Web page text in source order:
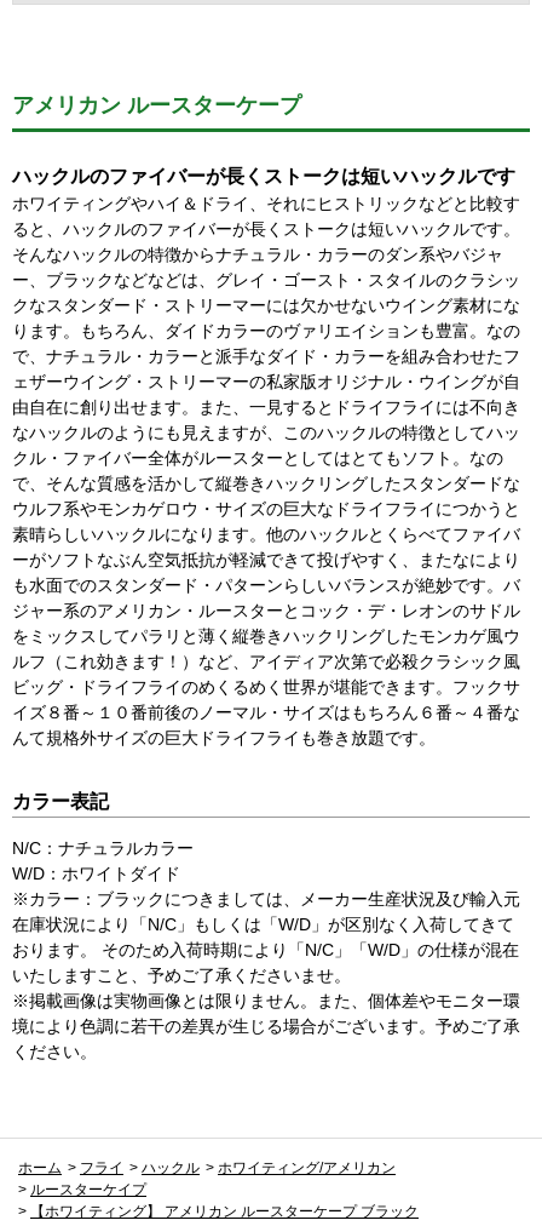
アメリカン ルースターケープ
ハックルのファイバーが長くストークは短いハックルです
ホワイティングやハイ＆ドライ、それにヒストリックなどと比較す
ると、ハックルのファイバーが長くストークは短いハックルです。
そんなハックルの特徴からナチュラル・カラーのダン系やバジャ
ー、ブラックなどなどは、グレイ・ゴースト・スタイルのクラシッ
クなスタンダード・ストリーマーには欠かせないウイング素材にな
ります。もちろん、ダイドカラーのヴァリエイションも豊富。なの
で、ナチュラル・カラーと派手なダイド・カラーを組み合わせたフ
ェザーウイング・ストリーマーの私家版オリジナル・ウイングが自
由自在に創り出せます。また、一見するとドライフライには不向き
なハックルのようにも見えますが、このハックルの特徴としてハッ
クル・ファイバー全体がルースターとしてはとてもソフト。なの
で、そんな質感を活かして縦巻きハックリングしたスタンダードな
ウルフ系やモンカゲロウ・サイズの巨大なドライフライにつかうと
素晴らしいハックルになります。他のハックルとくらべてファイバ
ーがソフトなぶん空気抵抗が軽減できて投げやすく、またなにより
も水面でのスタンダード・パターンらしいバランスが絶妙です。バ
ジャー系のアメリカン・ルースターとコック・デ・レオンのサドル
をミックスしてパラリと薄く縦巻きハックリングしたモンカゲ風ウ
ルフ（これ効きます！）など、アイディア次第で必殺クラシック風
ビッグ・ドライフライのめくるめく世界が堪能できます。フックサ
イズ８番～１０番前後のノーマル・サイズはもちろん６番～４番な
んて規格外サイズの巨大ドライフライも巻き放題です。
カラー表記
N/C：ナチュラルカラー
W/D：ホワイトダイド
※カラー：ブラックにつきましては、メーカー生産状況及び輸入元
在庫状況により「N/C」もしくは「W/D」が区別なく入荷してきて
おります。 そのため入荷時期により「N/C」「W/D」の仕様が混在
いたしますこと、予めご了承くださいませ。
※掲載画像は実物画像とは限りません。また、個体差やモニター環
境により色調に若干の差異が生じる場合がございます。予めご了承
ください。
ホーム > フライ > ハックル > ホワイティング/アメリカン
> ルースターケイプ
>
【ホワイティング】 アメリカン ルースターケープ ブラック